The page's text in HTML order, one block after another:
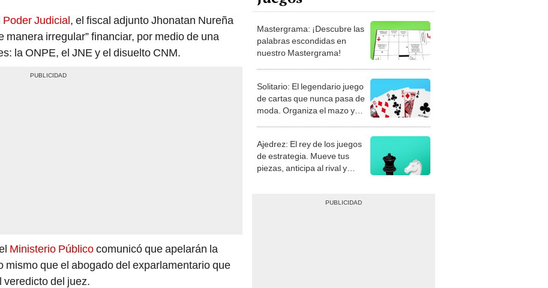
Poder Judicial, el fiscal adjunto Jhonatan Nureña
manera irregular” financiar, por medio de una
la ONPE, el JNE y el disuelto CNM.
Ministerio Públicocomunicó que apelarán la
mismo que el abogado del exparlamentario que
veredicto del juez.
Mastergrama: ¡Descubre las
palabras escondidas en
nuestro Mastergrama!
Solitario: El legendario juego
de cartas que nunca pasa de
moda. Organiza el mazo y
Ajedrez: El rey de los juegos
de estrategia. Mueve tus
piezas, anticipa al rival y